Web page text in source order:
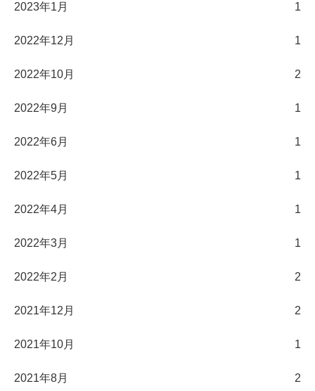
2023年1月 1
2022年12月 1
2022年10月 2
2022年9月 1
2022年6月 1
2022年5月 1
2022年4月 1
2022年3月 1
2022年2月 2
2021年12月 2
2021年10月 1
2021年8月 2